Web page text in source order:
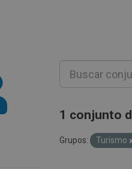
1 conjunto
Grupos: Turismo